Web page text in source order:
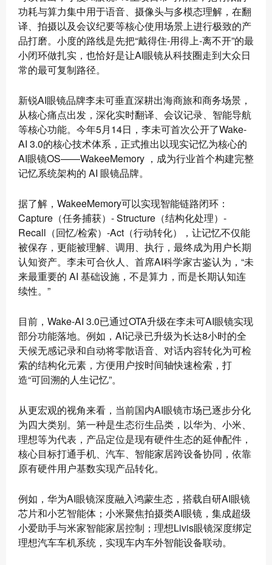
功耗与算力集中用于语音、摄像头与多模态理解，在翻
译、拍摄以及会议纪要等核心使用场景上进行极致的产
品打磨。小度的路线是先把“戴得住-用得上-离不开”的最
小闭环做扎实，也恰好是让AI眼镜从科技圈走到大众日
常的最可复制路径。
新锐AI眼镜品牌李未可垂直深耕出海商旅和商务场景，
从核心痛点出发，深化实时翻译、会议记录、智能导航
等核心功能。今年5月14日，李未可首次公开了Wake-
AI 3.0的核心技术体系，正式推出以现实记忆为核心的
AI眼镜OS——WakeeMemory ，成为行业首个构建完整
记忆系统架构的 AI 眼镜品牌。
据了解，WakeeMemory可以实现智能链路闭环：
Capture（任务捕获）- Structure（结构化处理）-
Recall（回忆/检索）-Act（行动转化），让记忆不仅能
被保存，更能被理解、调用、执行，最终成为用户长期
认知资产。李未可合伙人、首席AI科学家古鉴认为，“未
来最重要的 AI 基础设施，不是算力，而是长期认知连
续性。”
目前，Wake-AI 3.0已通过OTA升级在李未可AI眼镜实现
部分功能落地。例如，AI记录已升级为长达8小时的全
天候无感记录和自动将零散语音、对话内容转化为可检
索的结构化元素，方便用户按时间轴快速检索，打
造“可回溯的人生记忆”。
从更宏观的视角来看，当前国内AI眼镜市场已逐步分化
为四大类别。第一种是生态衍生品类，以华为、小米、
理想等为代表，产品定位是现有硬件生态的延伸配件，
核心目标打通手机、汽车、智能家居跨设备协同，依靠
原有硬件用户基数实现产品转化。
例如，华为AI眼镜深度融入鸿蒙生态，搭载自研AI眼镜
芯片和小艺智能体；小米聚焦拍摄类AI眼镜，集成超级
小爱助手与米家智能家居控制；理想Livis眼镜深度绑定
理想汽车车机系统，实现车内车外智能设备联动。